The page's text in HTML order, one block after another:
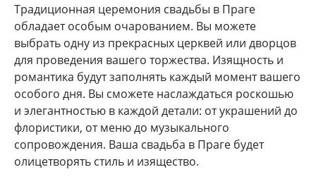
Традиционная церемония свадьбы в Праге
обладает особым очарованием. Вы можете
выбрать одну из прекрасных церквей или дворцов
для проведения вашего торжества. Изящность и
романтика будут заполнять каждый момент вашего
особого дня. Вы сможете наслаждаться роскошью
и элегантностью в каждой детали: от украшений до
флористики, от меню до музыкального
сопровождения. Ваша свадьба в Праге будет
олицетворять стиль и изящество.